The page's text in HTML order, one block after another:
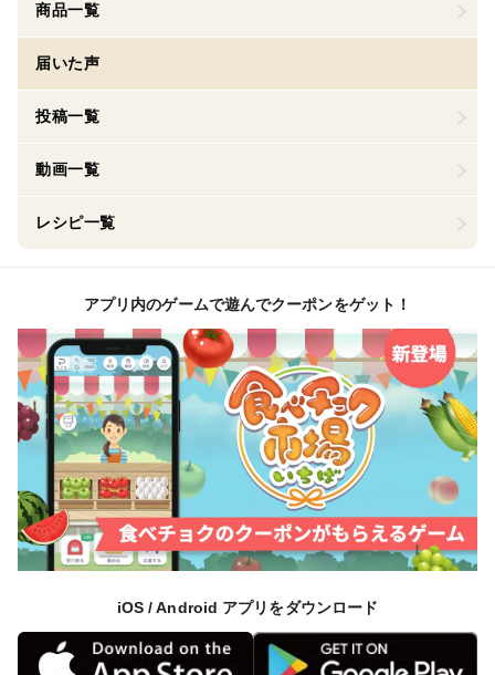
商品一覧
届いた声
投稿一覧
動画一覧
レシピ一覧
アプリ内のゲームで遊んでクーポンをゲット！
iOS / Android アプリをダウンロード